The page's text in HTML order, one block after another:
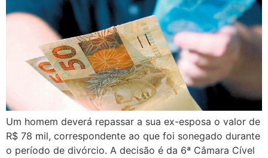
Um homem deverá repassar a sua ex-esposa o valor de
R$ 78 mil, correspondente ao que foi sonegado durante
o período de divórcio. A decisão é da 6ª Câmara Cível